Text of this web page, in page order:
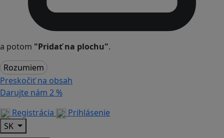
a potom "Pridať na plochu".
Rozumiem
Preskočiť na obsah
Darujte nám 2 %
Registrácia
Prihlásenie
SK